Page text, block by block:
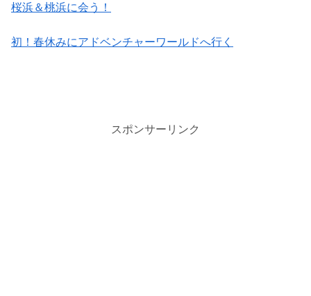
桜​浜＆桃​浜​に会う！
初！春休みにアドベンチャーワールドへ行く
スポンサーリンク